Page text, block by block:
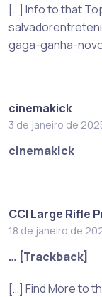
[…] Info to that
gaga-ganha-
cinemakick
3 de janeiro de
cinemakick
CCI Large Rifle
18 de janeiro de
… [Trackback]
[…] Find More to